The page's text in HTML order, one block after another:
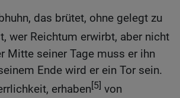
das brütet, ohne gelegt zu
wer Reichtum erwirbt, aber nicht
Mitte seiner Tage muss er ihn
Ende wird er ein Tor sein.
erhaben[5] von